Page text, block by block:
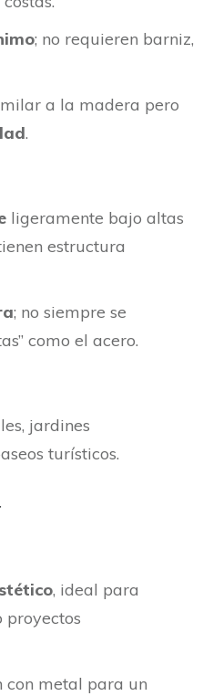
; no requieren barniz,
a la madera pero
.
ligeramente bajo altas
estructura
; no siempre se
como el acero.
jardines
turísticos.
, ideal para
proyectos
con metal para un